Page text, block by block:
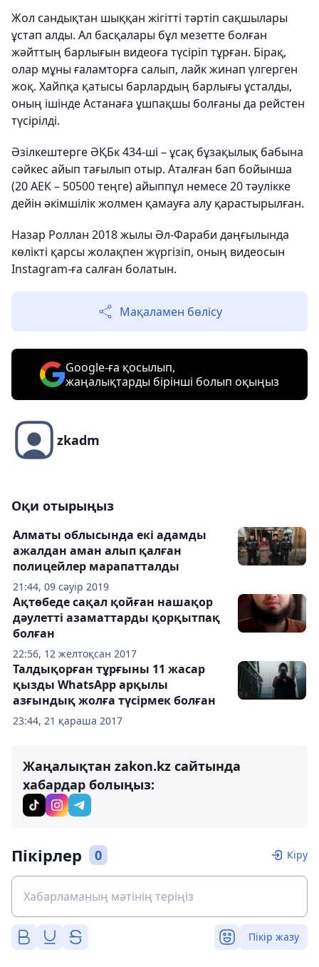
Жол сандықтан шыққан жігітті тәртіп сақшылары
ұстап алды. Ал басқалары бұл мезетте болған
жәйттың барлығын видеоға түсіріп тұрған. Бірақ,
олар мұны ғаламторға салып, лайк жинап үлгерген
жоқ. Хайпқа қатысы барлардың барлығы ұсталды,
оның ішінде Астанаға ұшпақшы болғаны да рейстен
түсірілді.
Әзілкештерге ӘҚБк 434-ші – ұсақ бұзақылық бабына
сәйкес айып тағылып отыр. Аталған бап бойынша
(20 АЕК – 50500 теңге) айыппұл немесе 20 тәулікке
дейін әкімшілік жолмен қамауға алу қарастырылған.
Назар Роллан 2018 жылы Әл-Фараби даңғылында
көлікті қарсы жолақпен жүргізіп, оның видеосын
Instagram-ға салған болатын.
Мақаламен бөлісу
Google-ға қосылып,
жаңалықтарды бірінші болып оқыңыз
zkadm
Оқи отырыңыз
21:44, 09 сәуір 2019
Алматы облысында екі адамды
ажалдан аман алып қалған
полицейлер марапатталды
22:56, 12 желтоқсан 2017
Ақтөбеде сақал қойған нашақор
дәулетті азаматтарды қорқытпақ
болған
23:44, 21 қараша 2017
Талдықорған тұрғыны 11 жасар
қызды WhatsApp арқылы
азғындық жолға түсірмек болған
Жаңалықтан zakon.kz сайтында
хабардар болыңыз:
Пікірлер 0 Кіру
Пікір жазу